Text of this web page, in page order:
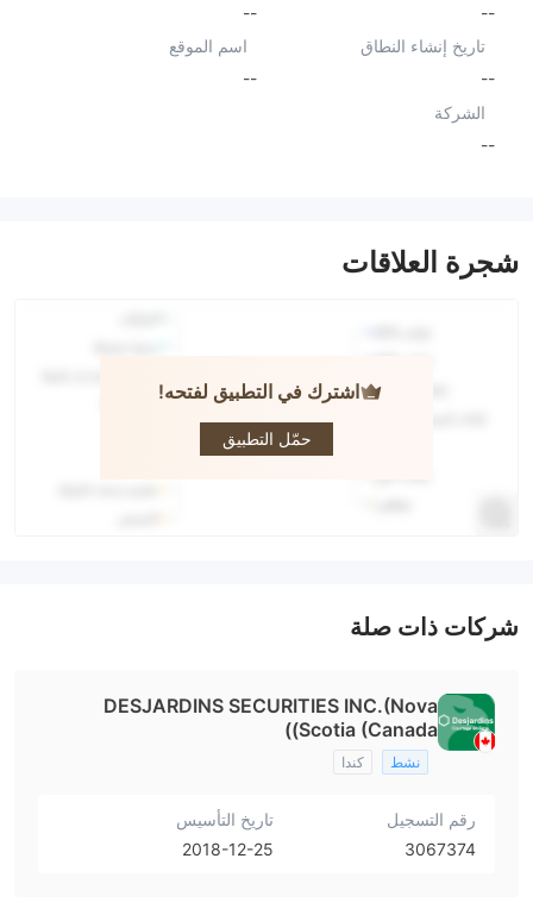
--
--
تاريخ إنشاء النطاق
--
اسم الموقع
--
الشركة
--
شجرة العلاقات
اشترك في التطبيق لفتحه!
حمّل التطبيق
Desjardins
Brokerage
شركات ذات صلة
DESJARDINS SECURITIES INC.(Nova
Scotia (Canada))
نشط كندا
رقم التسجيل
3067374
تاريخ التأسيس
2018-12-25